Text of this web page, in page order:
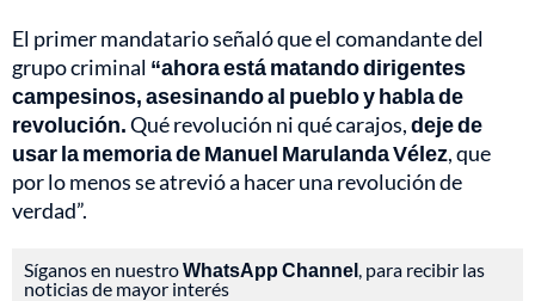
El primer mandatario señaló que el comandante del
grupo criminal “ahora está matando dirigentes
campesinos, asesinando al pueblo y habla de
revolución.Qué revolución ni qué carajos,deje de
usar la memoria de Manuel Marulanda Vélez, que
por lo menos se atrevió a hacer una revolución de
verdad”.
Síganos en nuestroWhatsApp Channel , para recibir las
noticias de mayor interés